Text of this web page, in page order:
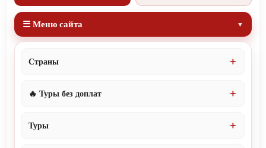
☰ Меню сайта
Страны
🔥 Туры без доплат
Туры